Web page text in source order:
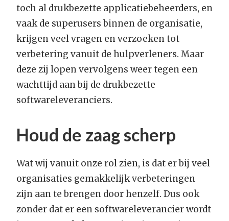
toch al drukbezette applicatiebeheerders, en
vaak de superusers binnen de organisatie,
krijgen veel vragen en verzoeken tot
verbetering vanuit de hulpverleners. Maar
deze zij lopen vervolgens weer tegen een
wachttijd aan bij de drukbezette
softwareleveranciers.
Houd de zaag scherp
Wat wij vanuit onze rol zien, is dat er bij veel
organisaties gemakkelijk verbeteringen
zijn aan te brengen door henzelf. Dus ook
zonder dat er een softwareleverancier wordt